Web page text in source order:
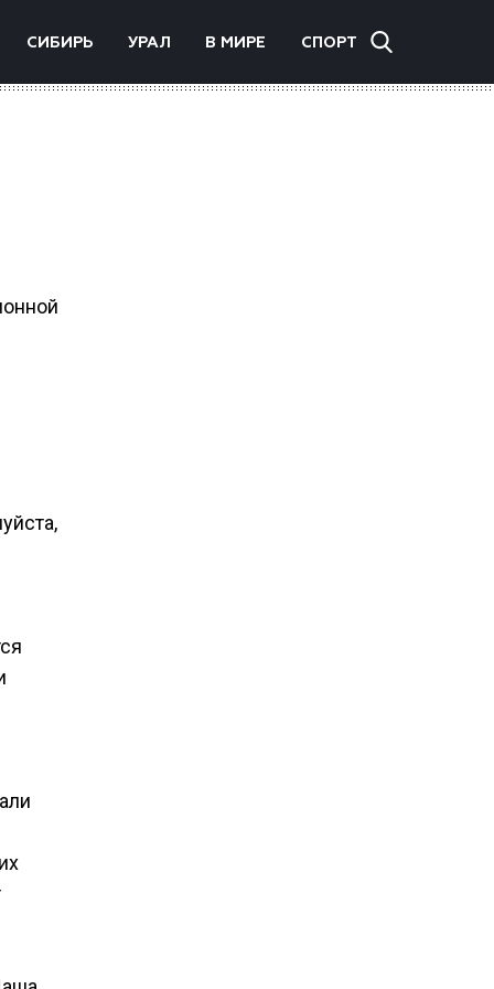
СИБИРЬ УРАЛ В МИРЕ СПОРТ